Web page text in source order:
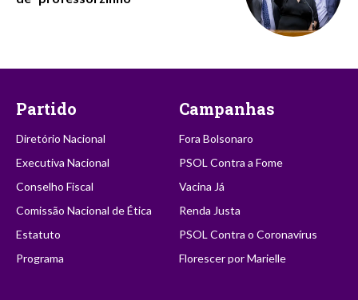
Partido
Diretório Nacional
Executiva Nacional
Conselho Fiscal
Comissão Nacional de Ética
Estatuto
Programa
Campanhas
Fora Bolsonaro
PSOL Contra a Fome
Vacina Já
Renda Justa
PSOL Contra o Coronavírus
Florescer por Marielle